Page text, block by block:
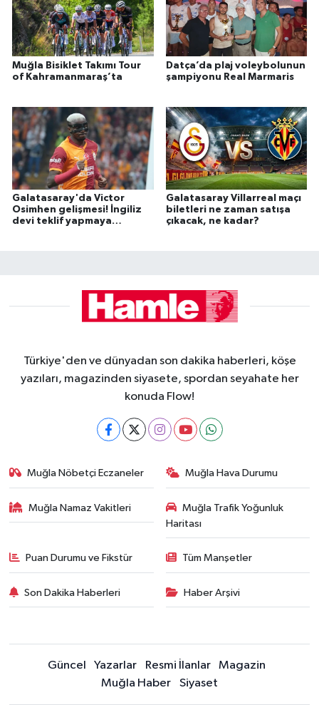
Muğla Bisiklet Takımı Tour
of Kahramanmaraş’ta
Datça’da plaj voleybolunun
şampiyonu Real Marmaris
Galatasaray'da Victor
Osimhen gelişmesi! İngiliz
devi teklif yapmaya
Galatasaray Villarreal maçı
biletleri ne zaman satışa
çıkacak, ne kadar?
Türkiye'den ve dünyadan son dakika haberleri, köşe
yazıları, magazinden siyasete, spordan seyahate her
konuda Flow!
Muğla Nöbetçi Eczaneler Muğla Hava Durumu
Muğla Namaz Vakitleri
Muğla Trafik Yoğunluk
Haritası
Puan Durumu ve Fikstür Tüm Manşetler
Son Dakika Haberleri Haber Arşivi
Güncel Yazarlar Resmi İlanlar
Magazin
Muğla Haber
Siyaset